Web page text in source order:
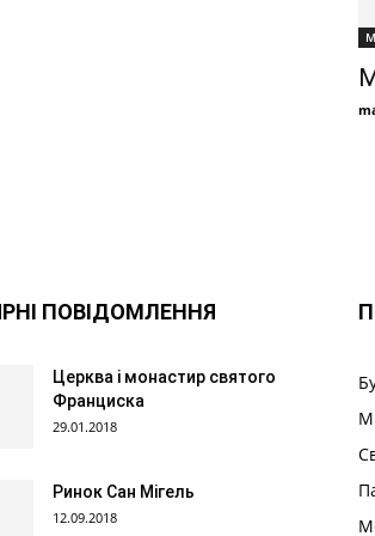
ПОВІДОМЛЕННЯ
Церква і монастир святого
Франциска
29.01.2018
Ринок Сан Мігель
12.09.2018